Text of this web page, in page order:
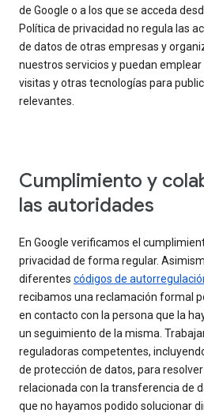
de Google o a los que se acceda
Política de privacidad no regula las
de datos de otras empresas y
nuestros servicios y puedan
visitas y otras tecnologías para
relevantes.
Cumplimiento y
las autoridades
En Google verificamos el
privacidad de forma regular.
diferentes códigos de
recibamos una reclamación formal
en contacto con la persona que la
un seguimiento de la misma.
reguladoras competentes,
de protección de datos, para
relacionada con la transferencia de
que no hayamos podido solucionar